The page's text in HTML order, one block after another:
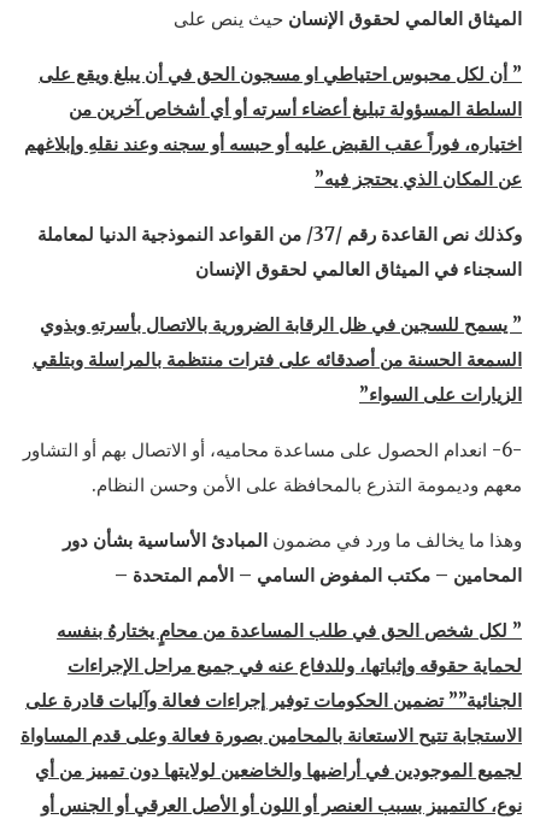
الميثاق العالمي لحقوق الإنسان حيث ينص على
” أن لكل محبوس احتياطي او مسجون الحق في أن يبلغ ويقع على
السلطة المسؤولة تبليغ أعضاء أسرته أو أي أشخاص آخرين من
اختياره، فوراً عقب القبض عليه أو حبسه أو سجنه وعند نقلهِ وإبلاغهم
عن المكان الذي يحتجز فيه”
وكذلك نص القاعدة رقم /37/ من القواعد النموذجية الدنيا لمعاملة
السجناء في الميثاق العالمي لحقوق الإنسان
” يسمح للسجين في ظل الرقابة الضرورية بالاتصال بأسرتهِ وبذوي
السمعة الحسنة من أصدقائه على فترات منتظمة بالمراسلة وبتلقي
الزيارات على السواء”
-6- انعدام الحصول على مساعدة محاميه، أو الاتصال بهم أو التشاور
معهم وديمومة التذرع بالمحافظة على الأمن وحسن النظام.
وهذا ما يخالف ما ورد في مضمون المبادئ الأساسية بشأن دور
المحامين – مكتب المفوض السامي – الأمم المتحدة –
” لكل شخص الحق في طلب المساعدة من محامٍ يختارهُ بنفسه
لحماية حقوقه وإثباتها، وللدفاع عنه في جميع مراحل الإجراءات
الجنائية”” تضمين الحكومات توفير إجراءات فعالة وآليات قادرة على
الاستجابة تتيح الاستعانة بالمحامين بصورة فعالة وعلى قدم المساواة
لجميع الموجودين في أراضيها والخاضعين لولايتها دون تمييز من أي
نوع، كالتمييز بسبب العنصر أو اللون أو الأصل العرقي أو الجنس أو